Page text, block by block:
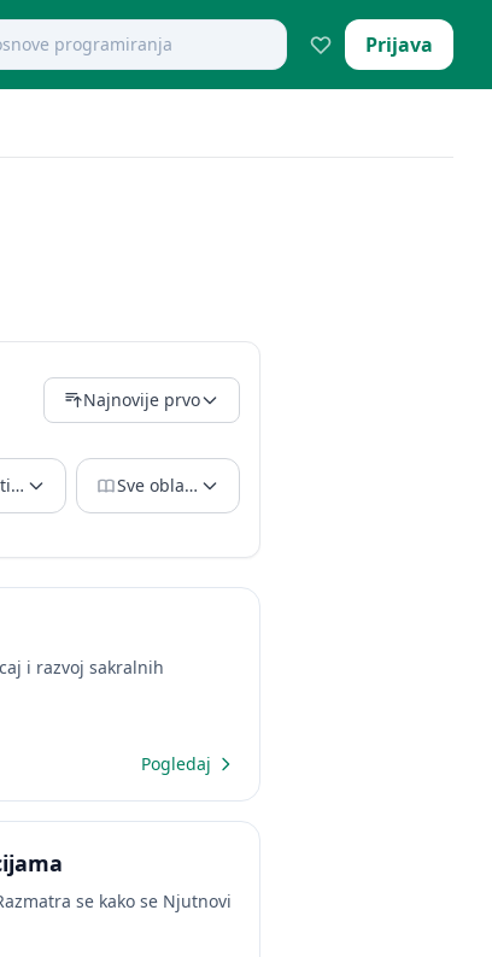
dokumente
programiranja
Prijava
Najnovije prvo
Sve oblasti
i razvoj sakralnih
Pogledaj
se kako se Njutnovi